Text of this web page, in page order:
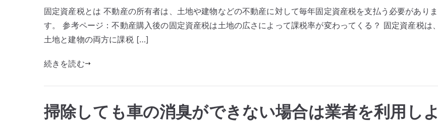
固定資産税とは 不動産の所有者は、土地や建物などの不動産に対して毎年固定資産税を支払う必要がありま
す。 参考ページ：不動産購入後の固定資産税は土地の広さによって課税率が変わってくる？ 固定資産税は、
土地と建物の両方に課税 […]
続きを読む
掃除しても車の消臭ができない場合は業者を利用しよ